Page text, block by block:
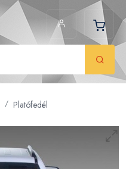
Platófedél